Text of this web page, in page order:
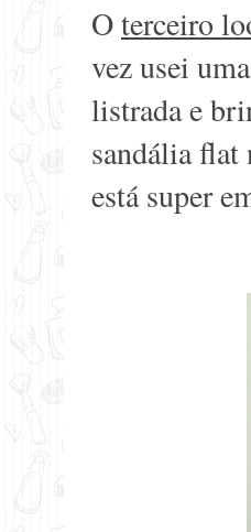
Oterceiro
vez usei uma
listrada e
sandália flat
está super